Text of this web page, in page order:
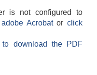
is not configured to
adobe Acrobatorclick
download the PDF